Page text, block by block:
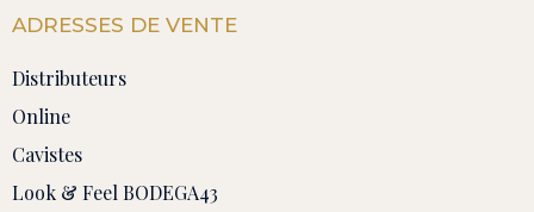
ADRESSES DE VENTE
Distributeurs
Online
Cavistes
Look & Feel BODEGA43